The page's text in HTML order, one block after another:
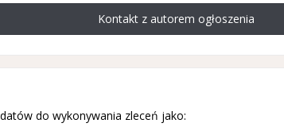
Kontakt z autorem ogłoszenia
do wykonywania zleceń jako: